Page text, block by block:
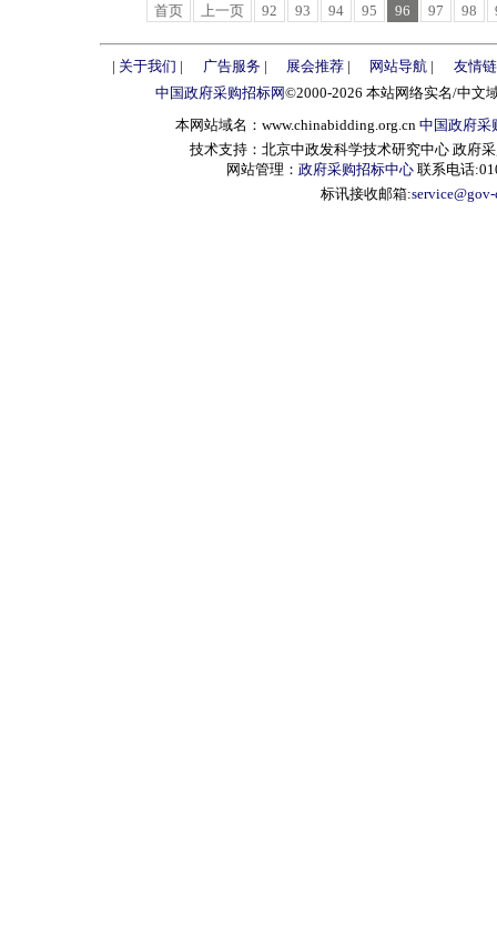
首页 上一页 92 93 94 95 96 97 98
| 关于我们 | 广告服务| 展会推荐| 网站导航 |
友情
中国政府采购招标网©2000-2026 本站网络实名/中文
本网站域名：www.chinabidding.org.cn 中国政府采
技术支持：北京中政发科学技术研究中心 政府
网站管理： 政府采购招标中心 联系电话
标讯接收邮箱: